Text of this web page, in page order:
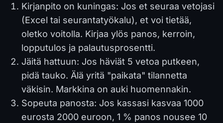
Kirjanpito on kuningas: Jos et seuraa vetojasi
(Excel tai seurantatyökalu), et voi tietää,
oletko voitolla. Kirjaa ylös panos, kerroin,
lopputulos ja palautusprosentti.
Jäitä hattuun: Jos häviät 5 vetoa putkeen,
pidä tauko. Älä yritä "paikata" tilannetta
väkisin. Markkina on auki huomennakin.
Sopeuta panosta: Jos kassasi kasvaa 1000
eurosta 2000 euroon, 1 % panos nousee 10